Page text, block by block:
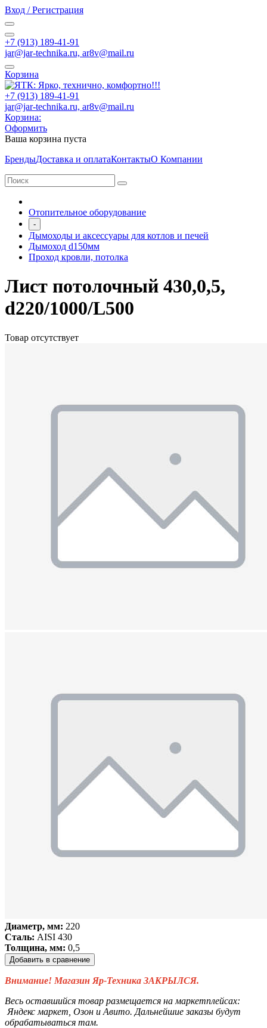
Вход / Регистрация
+7 (913) 189-41-91
jar@jar-technika.ru, ar8v@mail.ru
Корзина
+7 (913) 189-41-91
jar@jar-technika.ru, ar8v@mail.ru
Корзина:
Оформить
Ваша корзина пуста
БрендыДоставка и оплатаКонтактыО Компании
Отопительное оборудование
-
Дымоходы и аксессуары для котлов и печей
Дымоход d150мм
Проход кровли, потолка
Лист потолочный 430,0,5,
d220/1000/L500
Товар отсутствует
Диаметр, мм: 220
Сталь: AISI 430
Толщина, мм: 0,5
Добавить в сравнение
Внимание! Магазин Яр-Техника ЗАКРЫЛСЯ.
Весь оставшийся товар размещается на маркетплейсах:
Яндекс маркет, Озон и Авито. Дальнейшие заказы будут
обрабатываться там.